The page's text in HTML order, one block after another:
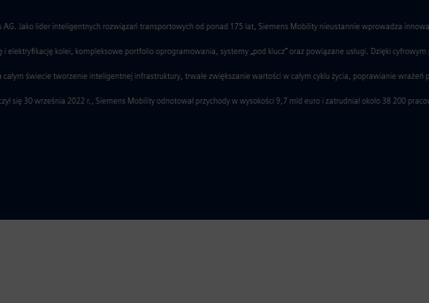
AG. Jako lider inteligentnych rozwiązań transportowych od ponad 175 lat, Siemens Mobility nieustannie wprowadza
elektryfikację kolei, kompleksowe portfolio oprogramowania, systemy „pod klucz” oraz powiązane usługi. Dzięki
świecie tworzenie inteligentnej infrastruktury, trwałe zwiększanie wartości w całym cyklu życia, poprawianie wrażeń
się 30 września 2022 r., Siemens Mobility odnotował przychody w wysokości 9,7 mld euro i zatrudniał około 38 200